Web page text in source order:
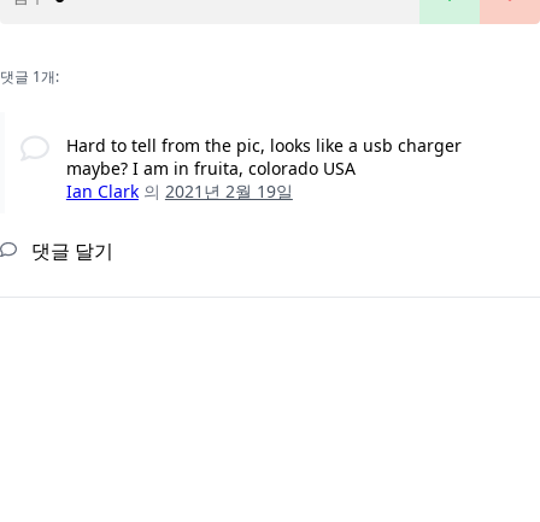
댓글 1개:
Hard to tell from the pic, looks like a usb charger
maybe? I am in fruita, colorado USA
Ian Clark 의 2021년 2월 19일
댓글 달기